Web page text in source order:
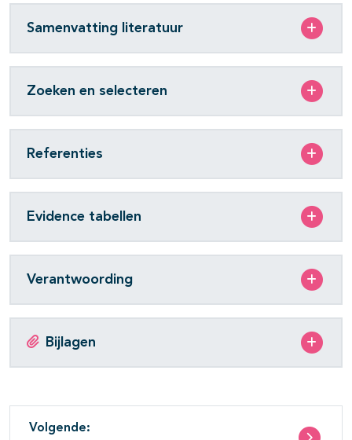
Samenvatting literatuur
Zoeken en selecteren
Referenties
Evidence tabellen
Verantwoording
Bijlagen
Volgende: